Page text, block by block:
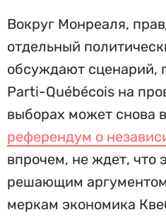
Вокруг Монреаля,
отдельный
обсуждают сценарий,
Parti-Québécois на
выборах может снова
референдум о
впрочем, не ждет, что
решающим
меркам экономика